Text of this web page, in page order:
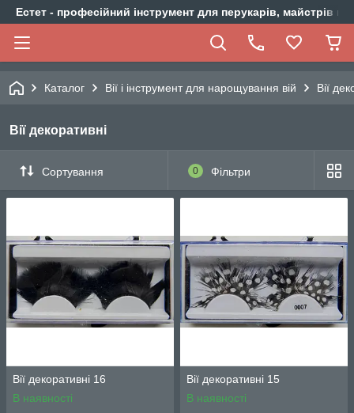
Естет - професійний інструмент для перукарів, майстрів
Каталог Вії і інструмент для нарощування вій Вії
Вії декоративні
Сортування 0 Фільтри
Вії декоративні 16
В наявності
Вії декоративні 15
В наявності